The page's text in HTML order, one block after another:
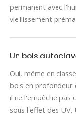
permanent avec
vieillissement
Un bois
Oui, même en
bois en profondeur
il ne l'empêche pas
sous l'effet des UV.